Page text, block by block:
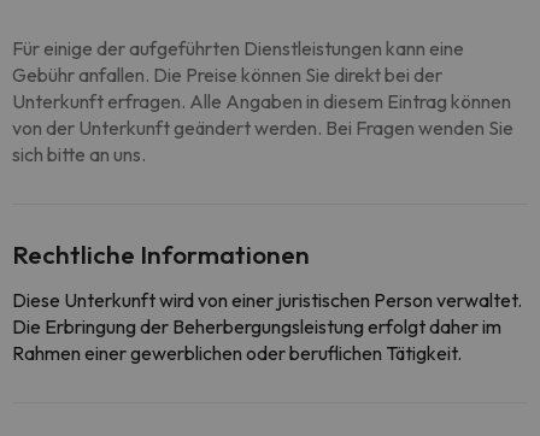
Für einige der aufgeführten Dienstleistungen kann eine
Gebühr anfallen. Die Preise können Sie direkt bei der
Unterkunft erfragen. Alle Angaben in diesem Eintrag können
von der Unterkunft geändert werden. Bei Fragen wenden Sie
sich bitte an uns.
Rechtliche Informationen
Diese Unterkunft wird von einer juristischen Person verwaltet.
Die Erbringung der Beherbergungsleistung erfolgt daher im
Rahmen einer gewerblichen oder beruflichen Tätigkeit.